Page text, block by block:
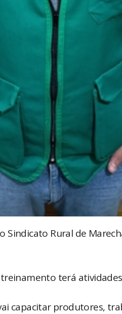
Sindicato Rural de
terá
capacitar produtores,